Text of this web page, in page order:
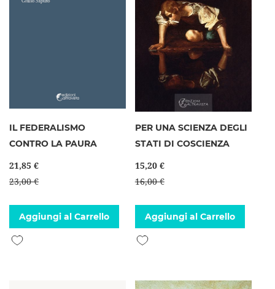
IL FEDERALISMO
CONTRO LA PAURA
21,85 €
23,00 €
Aggiungi al Carrello
Aggiungi alla lista desideri
PER UNA SCIENZA DEGLI
STATI DI COSCIENZA
15,20 €
16,00 €
Aggiungi al Carrello
Aggiungi alla lista desideri